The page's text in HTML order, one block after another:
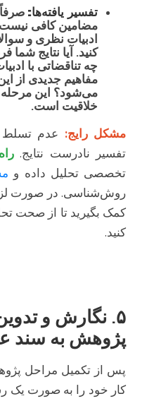
تفسیر یافته‌ها:
مضامین کافی نیست.
ادبیات نظری و
کنید. آیا نتایج شما
چه تناقضاتی با
مفاهیم جدیدی از
می‌شود؟ این مرحله
خلاقیت است.
مشکل رایج: عدم تسلط
تفسیر نادرست نتایج.
تخصصی تحلیل داده و
روش‌شناسی. در صورت
کمک بگیرید تا از صحت
کنید.
۵. نگارش و
پژوهش به سند
پس از تکمیل مراحل
کار خود را به صورت یک